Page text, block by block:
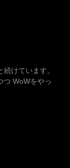
けています。
つ WoWをやっ